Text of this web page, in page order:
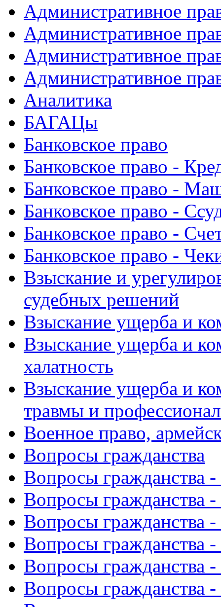
Административное
Административное
Административное
Административное
Аналитика
БАГАЦы
Банковское право
Банковское право -
Банковское право -
Банковское право -
Банковское право -
Банковское право -
Взыскание и
судебных решений
Взыскание ущерба и
Взыскание ущерба и
халатность
Взыскание ущерба и
травмы и
Военное право,
Вопросы гражданства
Вопросы гражданства
Вопросы гражданства
Вопросы гражданства
Вопросы гражданства
Вопросы гражданства -
Вопросы гражданства -